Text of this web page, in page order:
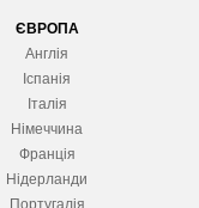
ЄВРОПА
Англія
Іспанія
Італія
Німеччина
Франція
Нідерланди
Португалія